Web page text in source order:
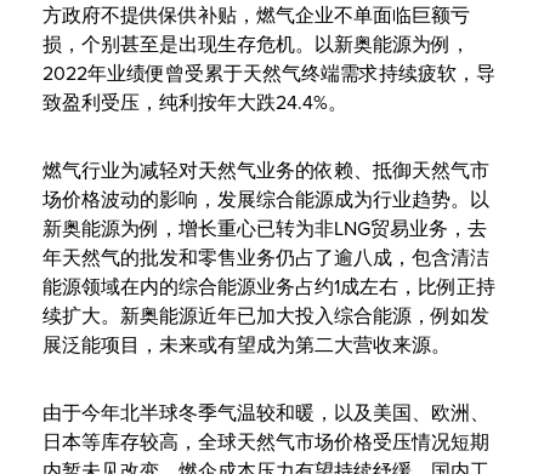
方政府不提供保供补贴，燃气企业不单面临巨额亏
损，个别甚至是出现生存危机。以新奥能源为例，
2022年业绩便曾受累于天然气终端需求持续疲软，导
致盈利受压，纯利按年大跌24.4%。
燃气行业为减轻对天然气业务的依赖、抵御天然气市
场价格波动的影响，发展综合能源成为行业趋势。以
新奥能源为例，增长重心已转为非LNG贸易业务，去
年天然气的批发和零售业务仍占了逾八成，包含清洁
能源领域在内的综合能源业务占约1成左右，比例正持
续扩大。新奥能源近年已加大投入综合能源，例如发
展泛能项目，未来或有望成为第二大营收来源。
由于今年北半球冬季气温较和暖，以及美国、欧洲、
日本等库存较高，全球天然气市场价格受压情况短期